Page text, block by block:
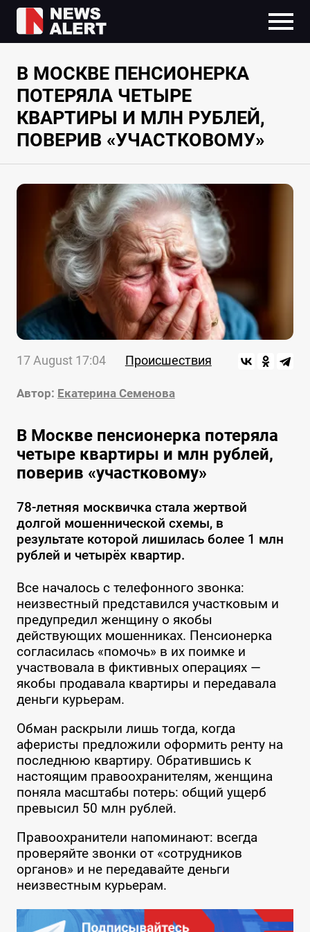
В МОСКВЕ ПЕНСИОНЕРКА
ПОТЕРЯЛА ЧЕТЫРЕ
КВАРТИРЫ И МЛН РУБЛЕЙ,
ПОВЕРИВ «УЧАСТКОВОМУ»
17 August 17:04 Происшествия
Автор: Екатерина Семенова
В Москве пенсионерка потеряла
четыре квартиры и млн рублей,
поверив «участковому»
78-летняя москвичка стала жертвой
долгой мошеннической схемы, в
результате которой лишилась более 1 млн
рублей и четырёх квартир.
Все началось с телефонного звонка:
неизвестный представился участковым и
предупредил женщину о якобы
действующих мошенниках. Пенсионерка
согласилась «помочь» в их поимке и
участвовала в фиктивных операциях —
якобы продавала квартиры и передавала
деньги курьерам.
Обман раскрыли лишь тогда, когда
аферисты предложили оформить ренту на
последнюю квартиру. Обратившись к
настоящим правоохранителям, женщина
поняла масштабы потерь: общий ущерб
превысил 50 млн рублей.
Правоохранители напоминают: всегда
проверяйте звонки от «сотрудников
органов» и не передавайте деньги
неизвестным курьерам.